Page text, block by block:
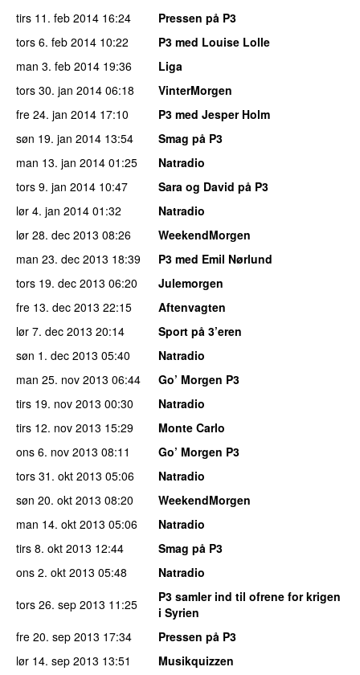
tirs 11. feb 2014 16:24
Pressen på P3
tors 6. feb 2014 10:22
P3 med Louise Lolle
man 3. feb 2014 19:36
Liga
tors 30. jan 2014 06:18
VinterMorgen
fre 24. jan 2014 17:10
P3 med Jesper Holm
søn 19. jan 2014 13:54
Smag på P3
man 13. jan 2014 01:25
Natradio
tors 9. jan 2014 10:47
Sara og David på P3
lør 4. jan 2014 01:32
Natradio
lør 28. dec 2013 08:26
WeekendMorgen
man 23. dec 2013 18:39
P3 med Emil Nørlund
tors 19. dec 2013 06:20
Julemorgen
fre 13. dec 2013 22:15
Aftenvagten
lør 7. dec 2013 20:14
Sport på 3’eren
søn 1. dec 2013 05:40
Natradio
man 25. nov 2013 06:44
Go’ Morgen P3
tirs 19. nov 2013 00:30
Natradio
tirs 12. nov 2013 15:29
Monte Carlo
ons 6. nov 2013 08:11
Go’ Morgen P3
tors 31. okt 2013 05:06
Natradio
søn 20. okt 2013 08:20
WeekendMorgen
man 14. okt 2013 05:06
Natradio
tirs 8. okt 2013 12:44
Smag på P3
ons 2. okt 2013 05:48
Natradio
tors 26. sep 2013 11:25
P3 samler ind til ofrene for krigen
i Syrien
fre 20. sep 2013 17:34
Pressen på P3
lør 14. sep 2013 13:51
Musikquizzen